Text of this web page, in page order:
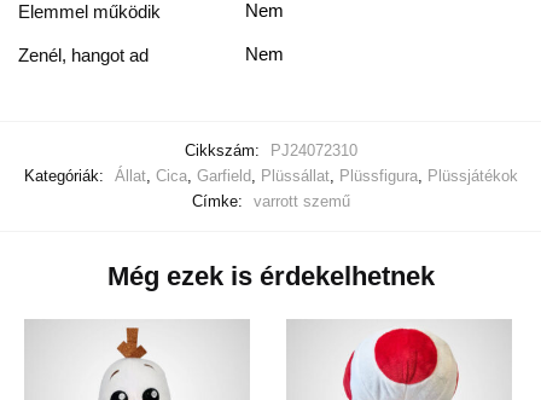
Elemmel működik Nem
Zenél, hangot ad Nem
Cikkszám:
PJ24072310
Kategóriák:
Állat, Cica, Garfield, Plüssállat, Plüssfigura, Plüssjátékok
Címke:
varrott szemű
Még ezek is érdekelhetnek